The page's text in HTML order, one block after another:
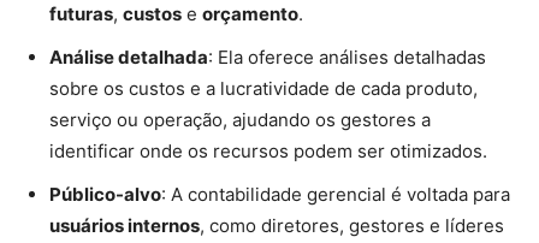
futuras, custos e orçamento.
Análise detalhada: Ela oferece análises detalhadas
sobre os custos e a lucratividade de cada produto,
serviço ou operação, ajudando os gestores a
identificar onde os recursos podem ser otimizados.
Público-alvo: A contabilidade gerencial é voltada para
usuários internos, como diretores, gestores e líderes